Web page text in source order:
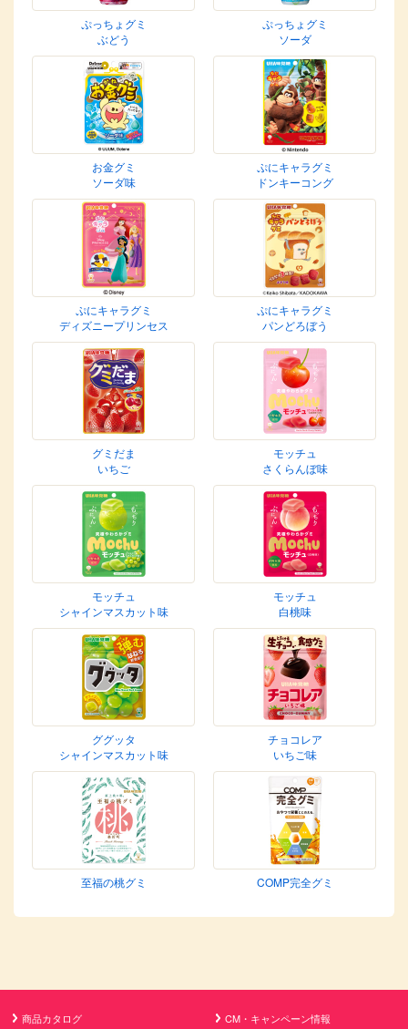
ぷっちょグミ
ぶどう
ぷっちょグミ
ソーダ
お金グミ
ソーダ味
ぷにキャラグミ
ドンキーコング
ぷにキャラグミ
ディズニープリンセス
ぷにキャラグミ
パンどろぼう
グミだま
いちご
モッチュ
さくらんぼ味
モッチュ
シャインマスカット味
モッチュ
白桃味
ググッタ
シャインマスカット味
チョコレア
いちご味
至福の桃グミ COMP完全グミ
商品カタログ CM・キャンペーン情報